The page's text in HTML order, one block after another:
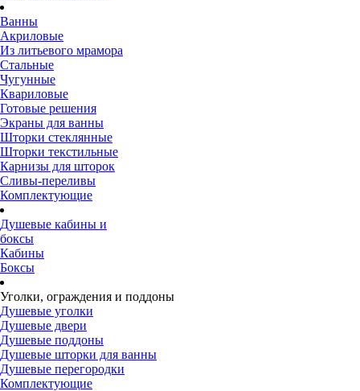
Ванны
Акриловые
Из литьевого мрамора
Стальные
Чугунные
Квариловые
Готовые решения
Экраны для ванны
Шторки стеклянные
Шторки текстильные
Карнизы для шторок
Сливы-переливы
Комплектующие
Душевые кабины и
боксы
Кабины
Боксы
Уголки, ограждения и поддоны
Душевые уголки
Душевые двери
Душевые поддоны
Душевые шторки для ванны
Душевые перегородки
Комплектующие